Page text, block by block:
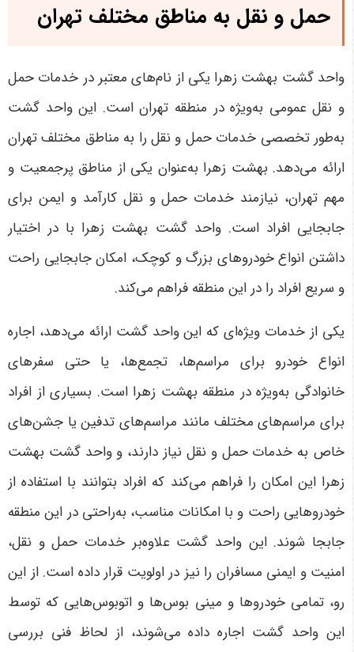
حمل و نقل به مناطق مختلف تهران
واحد گشت بهشت زهرا یکی از نام‌های معتبر در خدمات حمل
و نقل عمومی به‌ویژه در منطقه تهران است. این واحد گشت
به‌طور تخصصی خدمات حمل و نقل را به مناطق مختلف تهران
ارائه می‌دهد. بهشت زهرا به‌عنوان یکی از مناطق پرجمعیت و
مهم تهران، نیازمند خدمات حمل و نقل کارآمد و ایمن برای
جابجایی افراد است. واحد گشت بهشت زهرا با در اختیار
داشتن انواع خودروهای بزرگ و کوچک، امکان جابجایی راحت
و سریع افراد را در این منطقه فراهم می‌کند.
یکی از خدمات ویژه‌ای که این واحد گشت ارائه می‌دهد، اجاره
انواع خودرو برای مراسم‌ها، تجمع‌ها، یا حتی سفرهای
خانوادگی به‌ویژه در منطقه بهشت زهرا است. بسیاری از افراد
برای مراسم‌های مختلف مانند مراسم‌های تدفین یا جشن‌های
خاص به خدمات حمل و نقل نیاز دارند، و واحد گشت بهشت
زهرا این امکان را فراهم می‌کند که افراد بتوانند با استفاده از
خودروهایی راحت و با امکانات مناسب، به‌راحتی در این منطقه
جابجا شوند. این واحد گشت علاوه‌بر خدمات حمل و نقل،
امنیت و ایمنی مسافران را نیز در اولویت قرار داده است. از این
رو، تمامی خودروها و مینی بوس‌ها و اتوبوس‌هایی که توسط
این واحد گشت اجاره داده می‌شوند، از لحاظ فنی بررسی